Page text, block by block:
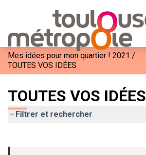
Mes idées pour mon quartier ! 2021 /
TOUTES VOS IDÉES
TOUTES VOS IDÉES
Filtrer et rechercher